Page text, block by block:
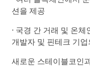
션을 제공
· 국경 간 거래 및 온
개발자 및 핀테크 기
새로운 스테이블코인